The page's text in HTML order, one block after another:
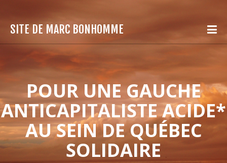
SITE DE MARC BONHOMME
POUR UNE GAUCHE
ANTICAPITALISTE ACIDE*
AU SEIN DE QUÉBEC
SOLIDAIRE